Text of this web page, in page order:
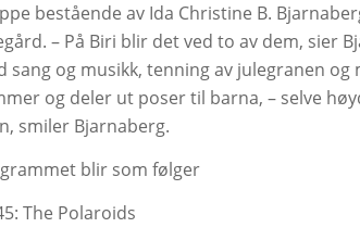
bestående av Ida Christine B.
– På Biri blir det ved to av dem, sier
sang og musikk, tenning av julegranen og
og deler ut poser til barna, – selve
smiler Bjarnaberg.
blir som følger
The Polaroids